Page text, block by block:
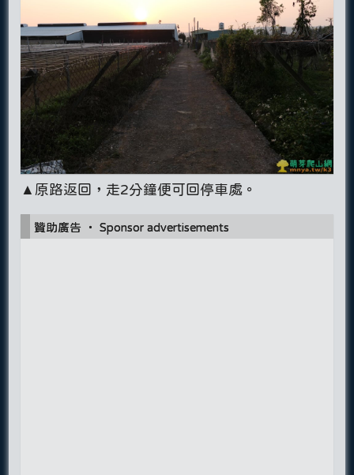
▲原路返回，走2分鐘便可回停車處。
贊助廣告 ‧ Sponsor advertisements